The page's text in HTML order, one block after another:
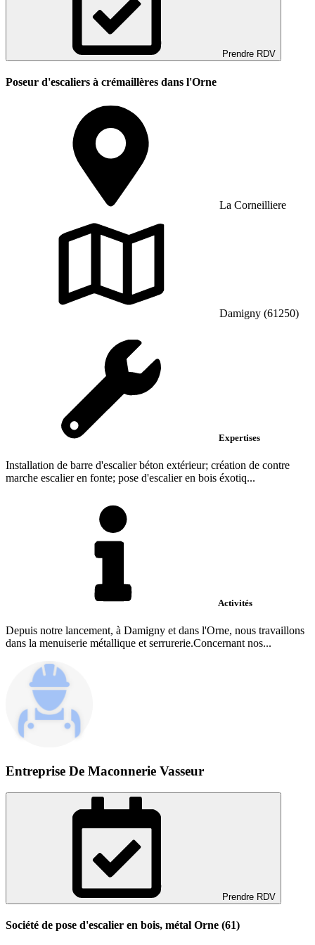
Prendre RDV
Poseur d'escaliers à crémaillères dans l'Orne
La Corneilliere
Damigny (61250)
Expertises
Installation de barre d'escalier béton extérieur; création de contre
marche escalier en fonte; pose d'escalier en bois éxotiq...
Activités
Depuis notre lancement, à Damigny et dans l'Orne, nous travaillons
dans la menuiserie métallique et serrurerie.Concernant nos...
Entreprise De Maconnerie Vasseur
Prendre RDV
Société de pose d'escalier en bois, métal Orne (61)